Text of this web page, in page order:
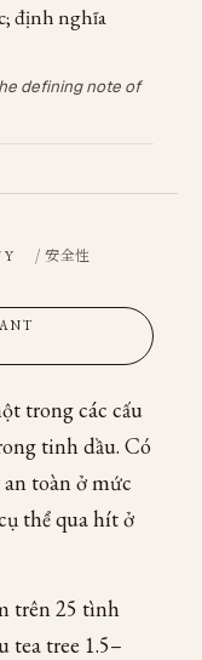
định nghĩa
defining note of
/ 安全性
trong các cấu
tinh dầu. Có
toàn ở mức
thể qua hít ở
trên 25 tình
tea tree 1.5–